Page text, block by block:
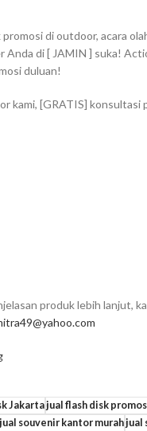
di outdoor, acara
di [ JAMIN ] suka!
duluan!
kami, [GRATIS] konsultasi
produk lebih lanjut,
Jakartajual flash disk
jual souvenir kantor murahjual